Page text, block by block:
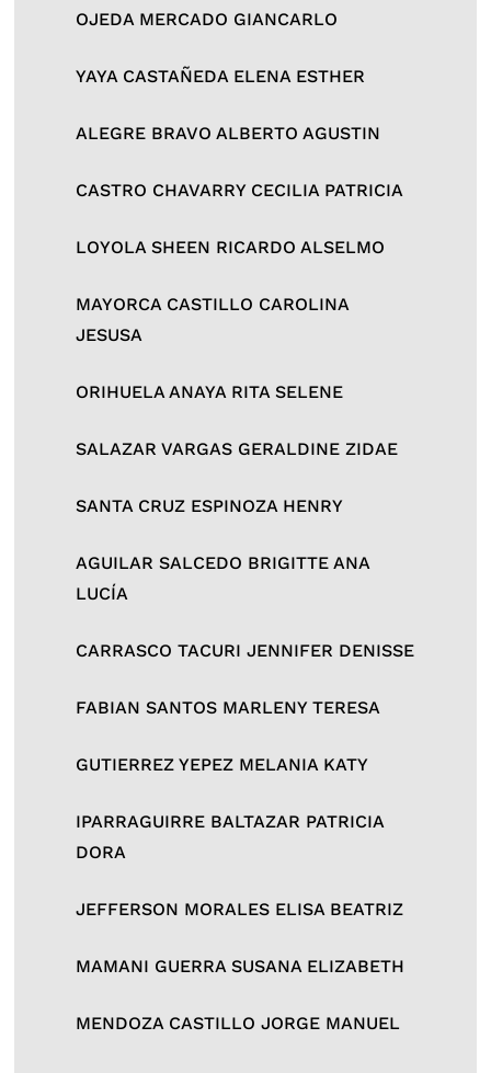
OJEDA MERCADO GIANCARLO
YAYA CASTAÑEDA ELENA ESTHER
ALEGRE BRAVO ALBERTO AGUSTIN
CASTRO CHAVARRY CECILIA PATRICIA
LOYOLA SHEEN RICARDO ALSELMO
MAYORCA CASTILLO CAROLINA
JESUSA
ORIHUELA ANAYA RITA SELENE
SALAZAR VARGAS GERALDINE ZIDAE
SANTA CRUZ ESPINOZA HENRY
AGUILAR SALCEDO BRIGITTE ANA
LUCÍA
CARRASCO TACURI JENNIFER DENISSE
FABIAN SANTOS MARLENY TERESA
GUTIERREZ YEPEZ MELANIA KATY
IPARRAGUIRRE BALTAZAR PATRICIA
DORA
JEFFERSON MORALES ELISA BEATRIZ
MAMANI GUERRA SUSANA ELIZABETH
MENDOZA CASTILLO JORGE MANUEL